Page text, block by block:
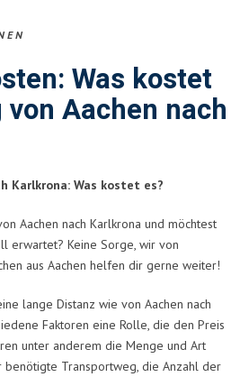
Was kostet
Aachen nach
Karlkrona: Was kostet es?
Aachen nach Karlkrona und möchtest
erwartet? Keine Sorge, wir von
aus Aachen helfen dir gerne weiter!
lange Distanz wie von Aachen nach
Faktoren eine Rolle, die den Preis
unter anderem die Menge und Art
benötigte Transportweg, die Anzahl der